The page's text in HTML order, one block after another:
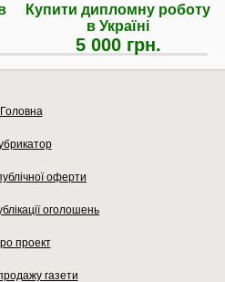
Купити дипломну роботу
в Україні
5 000 грн.
Головна
оферти
оголошень
проект
газети